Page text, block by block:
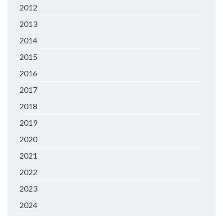
2012
2013
2014
2015
2016
2017
2018
2019
2020
2021
2022
2023
2024